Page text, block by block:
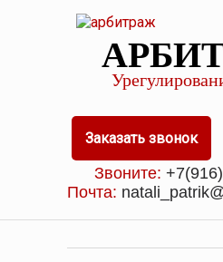
Заказать звонок
Звоните:
Почта: